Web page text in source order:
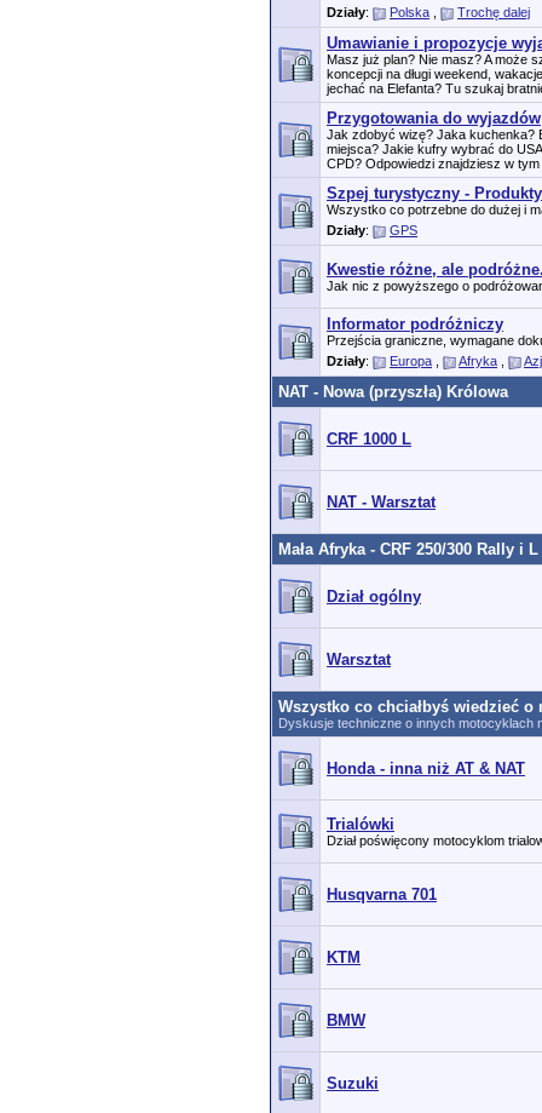
Działy: Polska Trochę dalej
Umawianie i propozycje
Masz już plan? Nie masz? A może
koncepcji na długi weekend,
jechać na Elefanta? Tu szukaj
Przygotowania do wyjazdów
Jak zdobyć wizę? Jaka kuchenka?
miejsca? Jakie kufry wybrać do
CPD? Odpowiedzi znajdziesz w tym
Szpej turystyczny -
Wszystko co potrzebne do dużej i
Działy: GPS
Kwestie różne, ale
Jak nic z powyższego o
Informator podróżniczy
Przejścia graniczne, wymagane
Działy: Europa Afryka
NAT - Nowa (przyszła) Królowa
CRF 1000 L
NAT - Warsztat
Mała Afryka - CRF 250/300 Rally i L
Dział ogólny
Warsztat
Wszystko co chciałbyś wiedzieć
Dyskusje techniczne o innych motocyklach
Honda - inna niż AT & NAT
Trialówki
Dział poświęcony motocyklom
Husqvarna 701
KTM
BMW
Suzuki